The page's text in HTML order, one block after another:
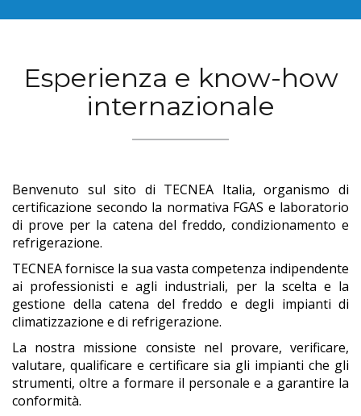
Esperienza e know-how
internazionale
Benvenuto sul sito di TECNEA Italia, organismo di
certificazione secondo la normativa FGAS e laboratorio
di prove per la catena del freddo, condizionamento e
refrigerazione.
TECNEA fornisce la sua vasta competenza indipendente
ai professionisti e agli industriali, per la scelta e la
gestione della catena del freddo e degli impianti di
climatizzazione e di refrigerazione.
La nostra missione consiste nel provare, verificare,
valutare, qualificare e certificare sia gli impianti che gli
strumenti, oltre a formare il personale e a garantire la
conformità.